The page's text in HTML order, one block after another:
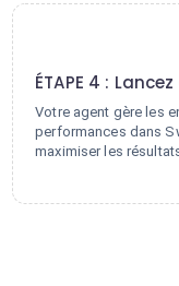
ÉTAPE 4 :
Votre agent gère les
performances dans
maximiser les